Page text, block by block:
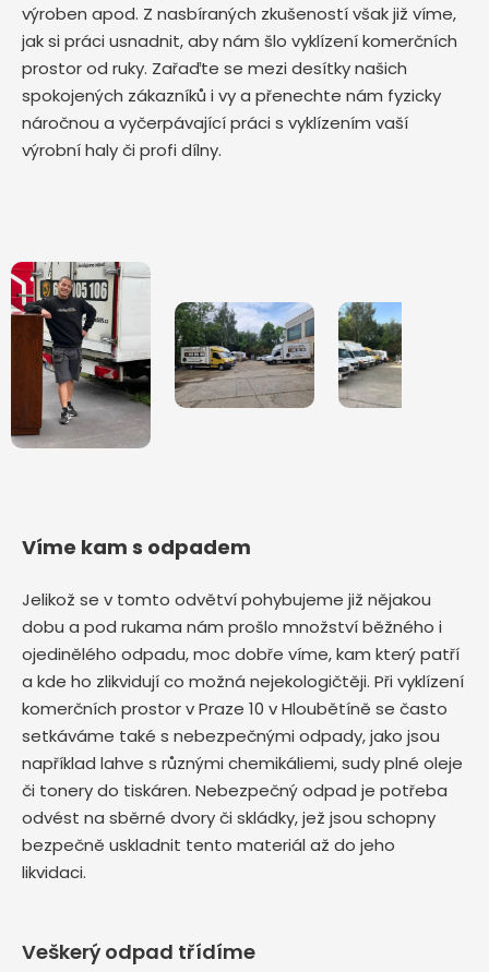
výroben apod. Z nasbíraných zkušeností však již víme,
jak si práci usnadnit, aby nám šlo vyklízení komerčních
prostor od ruky. Zařaďte se mezi desítky našich
spokojených zákazníků i vy a přenechte nám fyzicky
náročnou a vyčerpávající práci s vyklízením vaší
výrobní haly či profi dílny.
Víme kam s odpadem
Jelikož se v tomto odvětví pohybujeme již nějakou
dobu a pod rukama nám prošlo množství běžného i
ojedinělého odpadu, moc dobře víme, kam který patří
a kde ho zlikvidují co možná nejekologičtěji. Při vyklízení
komerčních prostor v Praze 10 v Hloubětíně se často
setkáváme také s nebezpečnými odpady, jako jsou
například lahve s různými chemikáliemi, sudy plné oleje
či tonery do tiskáren. Nebezpečný odpad je potřeba
odvést na sběrné dvory či skládky, jež jsou schopny
bezpečně uskladnit tento materiál až do jeho
likvidaci.
Veškerý odpad třídíme